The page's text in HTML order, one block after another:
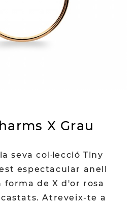
X Grau
seva col·lecció Tiny
espectacular anell
forma de X d'or rosa
Atreveix-te a